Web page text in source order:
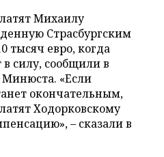
Михаилу
Страсбургским
тысяч евро, когда
силу, сообщили в
Минюста. «Если
окончательным,
Ходорковскому
– сказали в